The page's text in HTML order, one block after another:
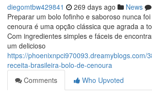
diegomtbw429841 269 days ago News
Preparar um bolo fofinho e saboroso nunca
cenoura é uma opção clássica que agrada a
Com ingredientes simples e fáceis de
um delicioso
https://phoenixnpci970093.dreamyblogs.com/
receita-brasileira-bolo-de-cenoura
Comments
Who Upvoted